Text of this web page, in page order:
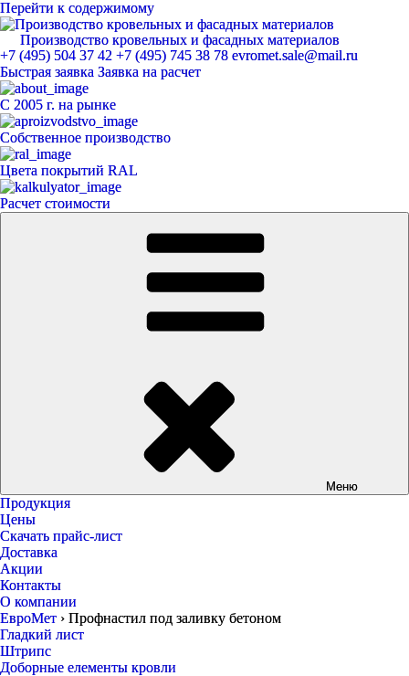
Перейти к содержимому
Производство кровельных и фасадных материалов
ЕвроМет
+7 (495) 504 37 42 +7 (495) 745 38 78 evromet.sale@mail.ru
Быстрая заявка Заявка на расчет
С 2005 г. на рынке
Собственное производство
Цвета покрытий RAL
Расчет стоимости
Меню
Продукция
Цены
Скачать прайс-лист
Доставка
Акции
Контакты
О компании
ЕвроМет › Профнастил под заливку бетоном
Гладкий лист
Штрипс
Доборные елементы кровли